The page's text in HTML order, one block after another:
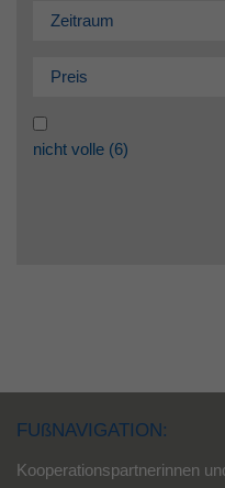
Zeitraum
Preis
nicht volle (6)
FUßNAVIGATION:
Kooperationspartnerinnen